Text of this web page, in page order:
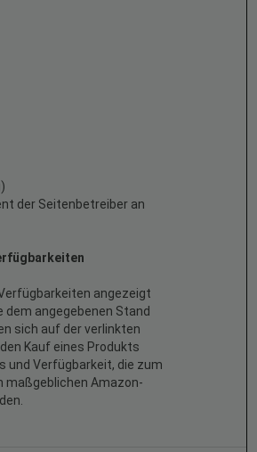
der Seitenbetreiber an
angezeigt
angegebenen Stand
sich auf der verlinkten
Kauf eines Produkts
und Verfügbarkeit, die zum
maßgeblichen Amazon-